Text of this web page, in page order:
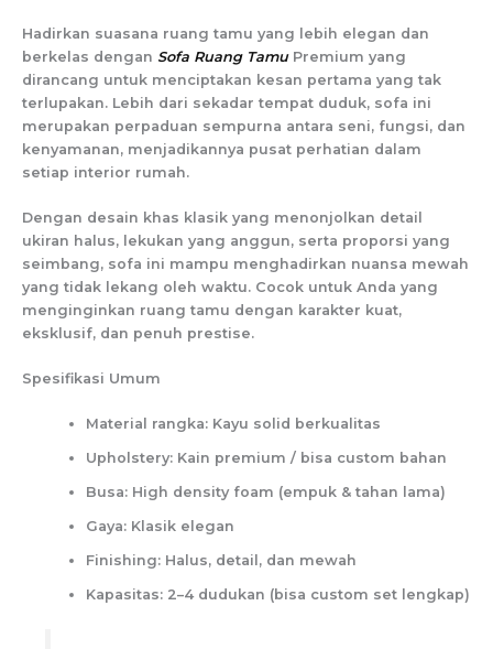
Hadirkan suasana ruang tamu yang lebih elegan dan
berkelas dengan Sofa Ruang Tamu Premium yang
dirancang untuk menciptakan kesan pertama yang tak
terlupakan. Lebih dari sekadar tempat duduk, sofa ini
merupakan perpaduan sempurna antara seni, fungsi, dan
kenyamanan, menjadikannya pusat perhatian dalam
setiap interior rumah.
Dengan desain khas klasik yang menonjolkan detail
ukiran halus, lekukan yang anggun, serta proporsi yang
seimbang, sofa ini mampu menghadirkan nuansa mewah
yang tidak lekang oleh waktu. Cocok untuk Anda yang
menginginkan ruang tamu dengan karakter kuat,
eksklusif, dan penuh prestise.
Spesifikasi Umum
Material rangka: Kayu solid berkualitas
Upholstery: Kain premium / bisa custom bahan
Busa: High density foam (empuk & tahan lama)
Gaya: Klasik elegan
Finishing: Halus, detail, dan mewah
Kapasitas: 2–4 dudukan (bisa custom set lengkap)